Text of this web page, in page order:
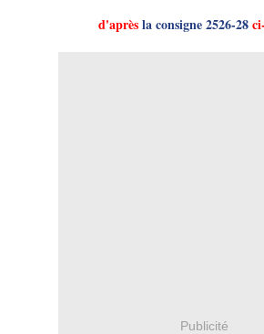
d'aprèsla consigne 2526-28
Publicité